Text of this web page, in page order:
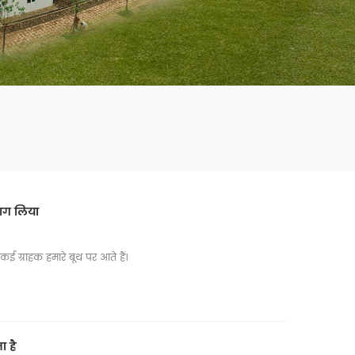
लिया
ग्राहक हमारे बूथ पर आते हैं।
है
mbshou
se.com